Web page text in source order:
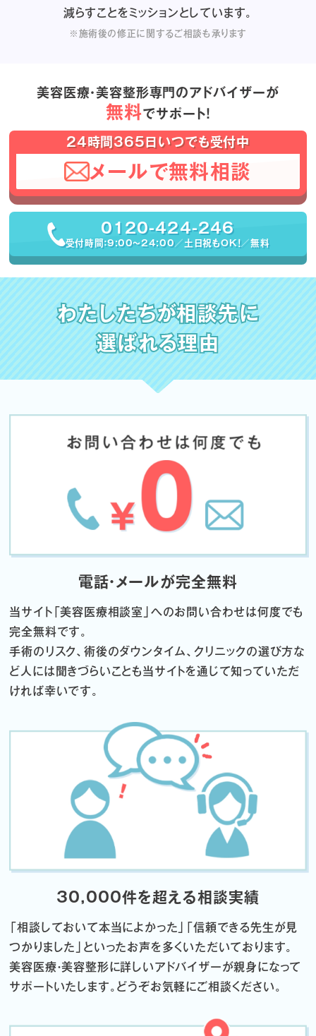
減らすことをミッションとしています。
※施術後の修正に関するご相談も承ります
美容医療・美容整形専門のアドバイザーが
無料でサポート！
24時間365日いつでも受付中
メールで無料相談
0120-424-246
受付時間：9:00〜24:00／土日祝もOK！／無料
わたしたちが相談先に
選ばれる理由
電話・メールが完全無料
当サイト「美容医療相談室」へのお問い合わせは何度でも
完全無料です。
手術のリスク、術後のダウンタイム、クリニックの選び方な
ど 人には聞きづらいことも当サイトを通じて知っていただ
ければ幸いです。
30,000件を超える相談実績
「相談しておいて本当によかった」「信頼できる先生が見
つかりました」 といったお声を多くいただいております。
美容医療・美容整形に詳しいアドバイザーが親身になって
サポートいたします。 どうぞお気軽にご相談ください。